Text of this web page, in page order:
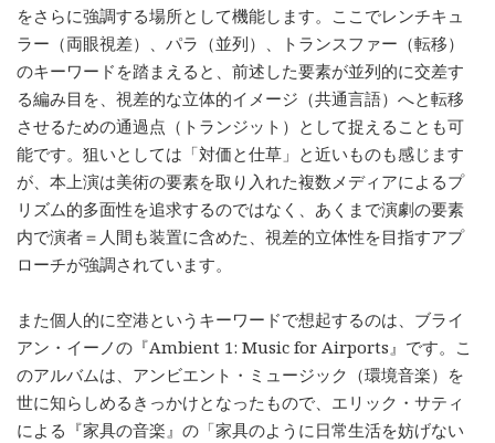
をさらに強調する場所として機能します。ここでレンチキュ
ラー（両眼視差）、パラ（並列）、トランスファー（転移）
のキーワードを踏まえると、前述した要素が並列的に交差す
る編み目を、視差的な立体的イメージ（共通言語）へと転移
させるための通過点（トランジット）として捉えることも可
能です。狙いとしては「対価と仕草」と近いものも感じます
が、本上演は美術の要素を取り入れた複数メディアによるプ
リズム的多面性を追求するのではなく、あくまで演劇の要素
内で演者＝人間も装置に含めた、視差的立体性を目指すアプ
ローチが強調されています。
また個人的に空港というキーワードで想起するのは、ブライ
アン・イーノの『Ambient 1: Music for Airports』です。こ
のアルバムは、アンビエント・ミュージック（環境音楽）を
世に知らしめるきっかけとなったもので、エリック・サティ
による『家具の音楽』の「家具のように日常生活を妨げない